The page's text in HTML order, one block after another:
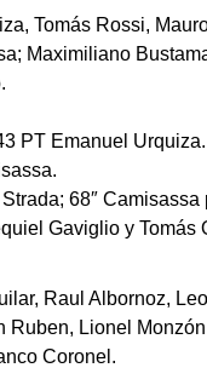
Tomás Rossi,
Maximiliano
PT Emanuel Urquiza.
68″
Gaviglio y Tomás
Raul Albornoz,
Ruben, Lionel
Coronel.